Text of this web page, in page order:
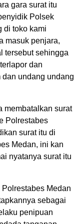
gara surat itu
Polsek
di toko kami
masuk penjara,
tersebut sehingga
dan
undang undang
membatalkan surat
Polrestabes
surat itu di
Medan, ini kan
nyatanya surat itu
Medan
sebagai
penipuan